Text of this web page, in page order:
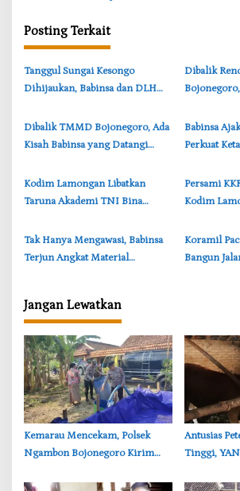
s
i
p
s
Posting Terkait
‎Tanggul Sungai Kesongo
Dihijaukan, Babinsa dan DLH
Alami
‎Dibalik
‎Dibalik TMMD Bojonegoro, Ada
Kisah Babinsa yang Datangi
Keluh Warga
‎Babinsa
Perkuat
Bibit
‎Kodim Lamongan Libatkan
Taruna Akademi TNI Bina
‎Persami
Kodim
‎Tak Hanya Mengawasi, Babinsa
Terjun Angkat Material
‎Koramil
Bangun
Jangan Lewatkan
‎Kemarau Mencekam, Polsek
Ngambon Bojonegoro Kirim
Bondol
‎Antusias
Tinggi,